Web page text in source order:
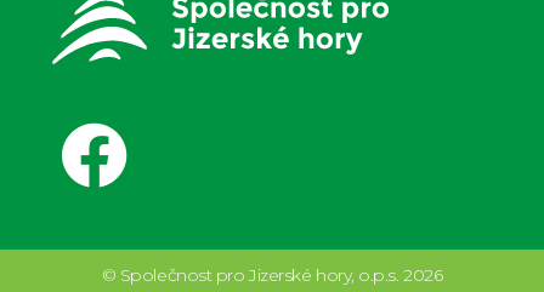
© Společnost pro Jizerské hory, o.p.s. 2026